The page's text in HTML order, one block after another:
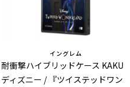
イングレム
耐衝撃ハイブリッドケース KAKU
ディズニー / 『ツイステッドワン